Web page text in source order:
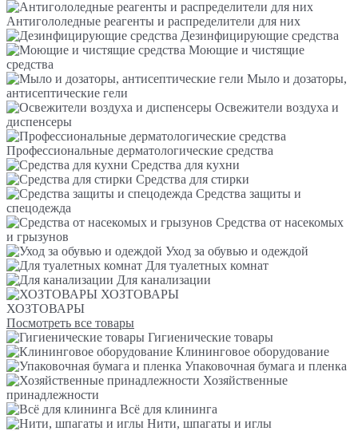
Антигололедные реагенты и распределители для них
Дезинфицирующие средства
Моющие и чистящие
средства
Мыло и дозаторы,
антисептические гели
Освежители воздуха и
диспенсеры
Профессиональные дерматологические средства
Средства для кухни
Средства для стирки
Средства защиты и
спецодежда
Средства от насекомых
и грызунов
Уход за обувью и одеждой
Для туалетных комнат
Для канализации
ХОЗТОВАРЫ
ХОЗТОВАРЫ
Посмотреть все товары
Гигиенические товары
Клининговое оборудование
Упаковочная бумага и пленка
Хозяйственные
принадлежности
Всё для клининга
Нити, шпагаты и иглы